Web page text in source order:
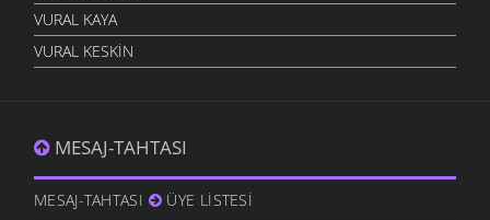
VURAL KAYA
VURAL KESKIN
MESAJ-TAHTASI
MESAJ-TAHTASI ÜYE LISTESI